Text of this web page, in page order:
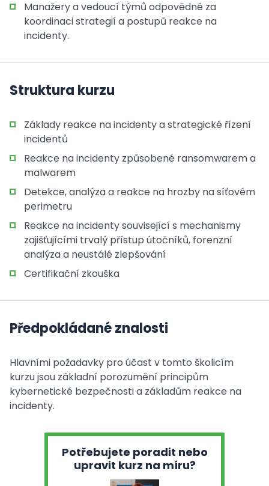
Manažery a vedoucí týmů odpovědné za
koordinaci strategií a postupů reakce na
incidenty.
Struktura kurzu
Základy reakce na incidenty a strategické řízení
incidentů
Reakce na incidenty způsobené ransomwarem a
malwarem
Detekce, analýza a reakce na hrozby na síťovém
perimetru
Reakce na incidenty související s mechanismy
zajišťujícími trvalý přístup útočníků, forenzní
analýza a neustálé zlepšování
Certifikační zkouška
Předpokládané znalosti
Hlavními požadavky pro účast v tomto školicím
kurzu jsou základní porozumění principům
kybernetické bezpečnosti a základům reakce na
incidenty.
Potřebujete poradit nebo
upravit kurz na míru?